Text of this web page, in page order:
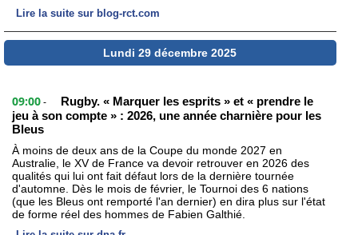
Lire la suite sur blog-rct.com
Lundi 29 décembre 2025
09:00 -
Rugby. « Marquer les esprits » et « prendre le
jeu à son compte » : 2026, une année charnière pour les
Bleus
À moins de deux ans de la Coupe du monde 2027 en
Australie, le XV de France va devoir retrouver en 2026 des
qualités qui lui ont fait défaut lors de la dernière tournée
d'automne. Dès le mois de février, le Tournoi des 6 nations
(que les Bleus ont remporté l'an dernier) en dira plus sur l'état
de forme réel des hommes de Fabien Galthié.